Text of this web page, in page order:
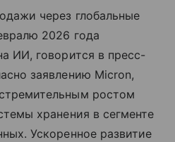
через глобальные
2026 года
ИИ, говорится в пресс-
заявлению Micron,
ростом
хранения в сегменте
Ускоренное развитие